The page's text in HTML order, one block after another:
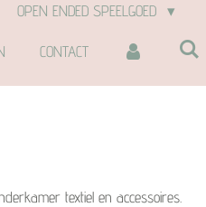
OPEN ENDED SPEELGOED
CONTACT
textiel en accessoires.